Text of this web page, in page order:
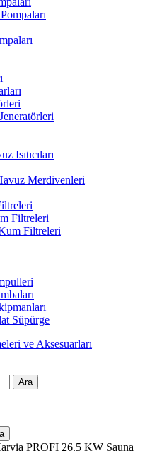
Isıtıcıları
Merdivenleri
Filtreleri
Filtreleri
Süpürge
Ara
PROFI 26.5 KW Sauna